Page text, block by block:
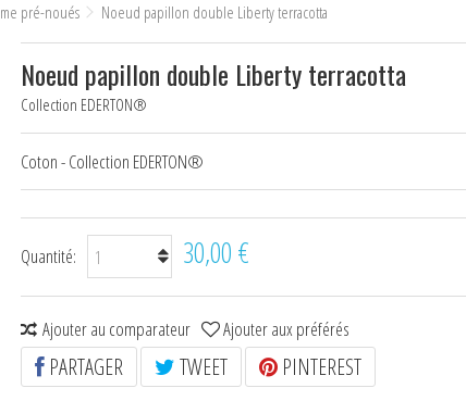
pré-noués Noeud papillon double Liberty terracotta
Noeud papillon double Liberty terracotta
Collection EDERTON®
Coton - Collection EDERTON®
Quantité: 30,00 €
Ajouter au comparateur Ajouter aux préférés
PARTAGER TWEET PINTEREST